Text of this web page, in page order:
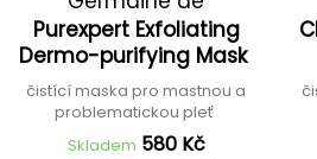
Capuccini
Purexpert Exfoliating
Dermo-purifying Mask
čistící maska pro mastnou a
problematickou pleť
Skladem 580 Kč